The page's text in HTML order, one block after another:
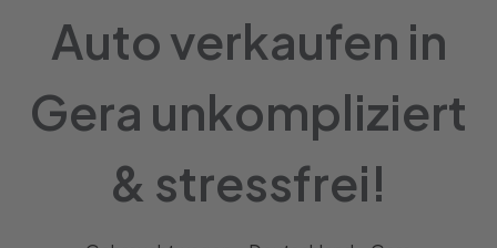
Auto verkaufen in
Gera unkompliziert
& stressfrei!